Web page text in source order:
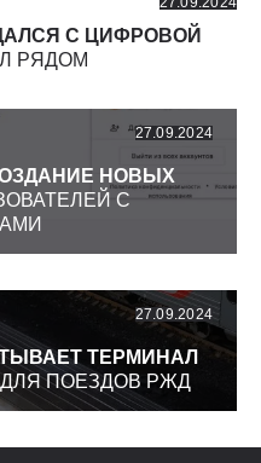
С ЦИФРОВОЙ
РЯДОМ
27.09.2024
НОВЫХ
С
27.09.2024
ТЕРМИНАЛ
ДЛЯ ПОЕЗДОВ РЖД